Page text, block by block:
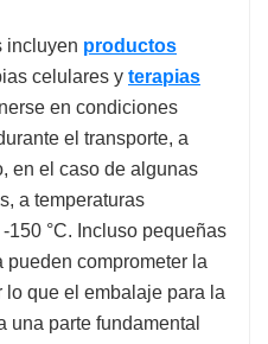
incluyen productos
celulares y terapias
en condiciones
el transporte, a
en el caso de algunas
a temperaturas
°C. Incluso pequeñas
comprometer la
que el embalaje para la
una parte fundamental